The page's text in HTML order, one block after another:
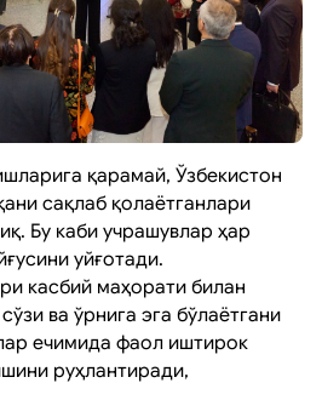
қарамай, Ўзбекистон
сақлаб қолаётганлари
Бу каби учрашувлар ҳар
уйғотади.
касбий маҳорати билан
ва ўрнига эга бўлаётгани
ечимида фаол иштирок
руҳлантиради,